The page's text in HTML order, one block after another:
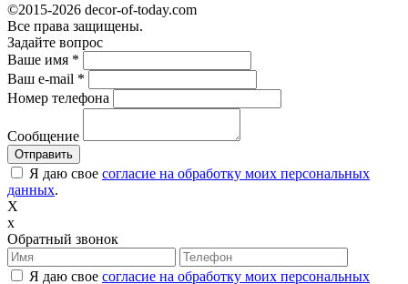
©2015-2026 decor-of-today.com
Все права защищены.
Задайте вопрос
Ваше имя *
Ваш e-mail *
Номер телефона
Сообщение
Я даю свое согласие на обработку моих персональных
данных.
X
x
Обратный звонок
Я даю свое согласие на обработку моих персональных